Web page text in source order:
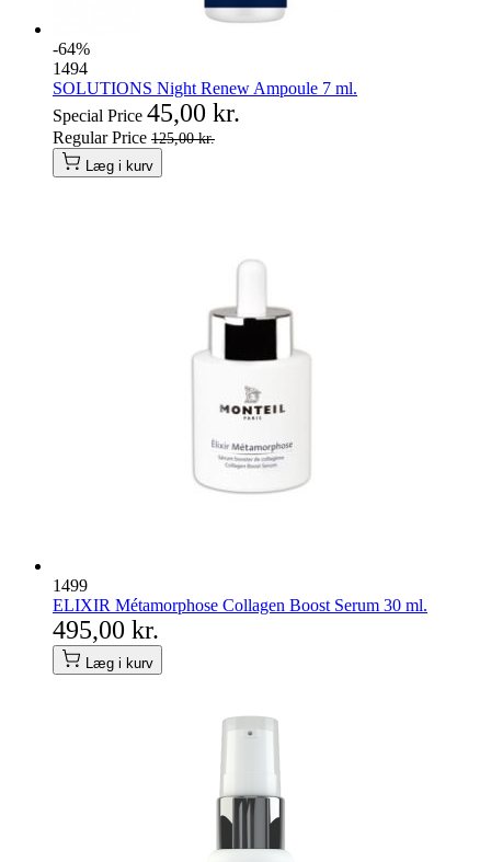
-64%
1494
SOLUTIONS Night Renew Ampoule 7 ml.
Special Price 45,00 kr.
Regular Price 125,00 kr.
Læg i kurv
1499
ELIXIR Métamorphose Collagen Boost Serum 30 ml.
495,00 kr.
Læg i kurv